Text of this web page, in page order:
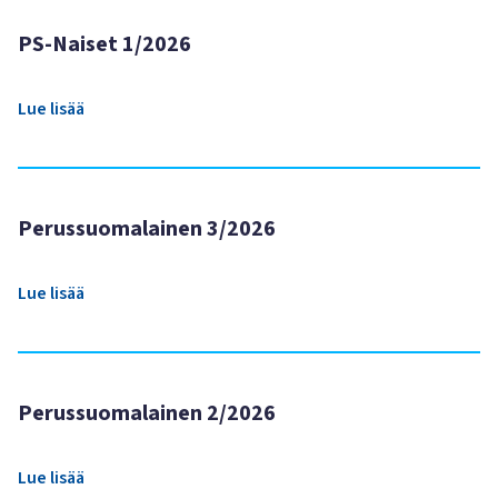
PS-Naiset 1/2026
Lue lisää
Perussuomalainen 3/2026
Lue lisää
Perussuomalainen 2/2026
Lue lisää